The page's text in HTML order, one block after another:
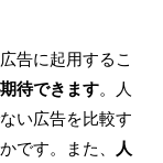
告に起用するこ
待できます。人
い広告を比較す
です。また、
人